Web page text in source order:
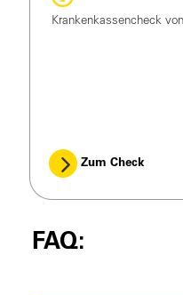
Krankenkassencheck
Zum Check
FAQ: